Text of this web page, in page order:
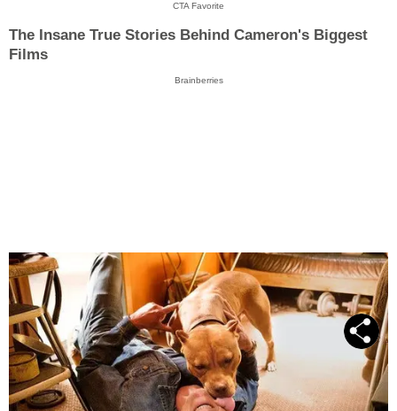
CTA Favorite
The Insane True Stories Behind Cameron's Biggest
Films
Brainberries